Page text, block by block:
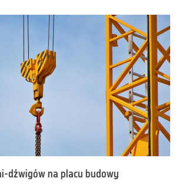
dźwigów na placu budowy